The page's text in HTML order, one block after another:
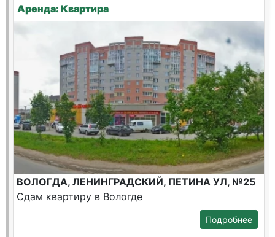
Аренда: Квартира
ВОЛОГДА, ЛЕНИНГРАДСКИЙ, ПЕТИНА УЛ, №25
Сдам квартиру в Вологде
Подробнее